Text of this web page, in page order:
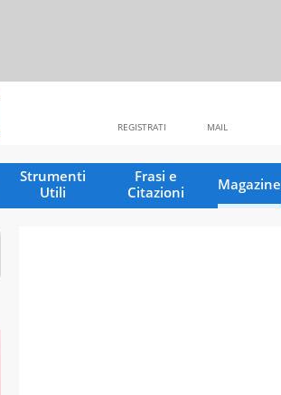
MAIL
REGISTRATI
Strumenti
Utili
Frasi e
Citazioni
Magazine